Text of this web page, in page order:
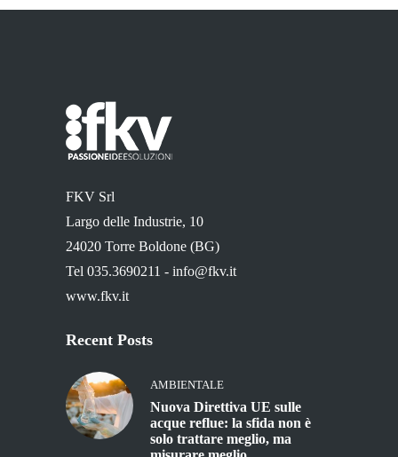
FKV Srl
Largo delle Industrie, 10
24020 Torre Boldone (BG)
Tel 035.3690211 - info@fkv.it
www.fkv.it
Recent Posts
AMBIENTALE
Nuova Direttiva UE sulle
acque reflue: la sfida non è
solo trattare meglio, ma